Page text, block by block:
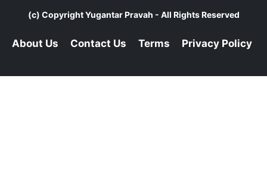
(c) CopyrightYugantar Pravah - All Rights Reserved
About Us Contact Us Terms Privacy Policy